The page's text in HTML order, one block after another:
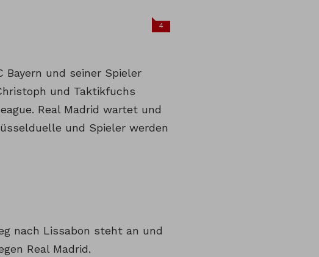
4
und seiner Spieler
und Taktikfuchs
Real Madrid wartet und
und Spieler werden
nach Lissabon steht an und
Real Madrid.